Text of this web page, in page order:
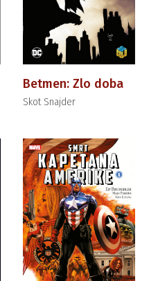
Betmen: Zlo doba
Skot Snajder